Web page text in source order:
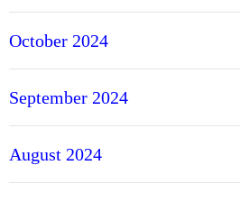
October 2024
September 2024
August 2024